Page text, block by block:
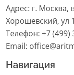
Адрес: г. Москва,
Хорошевский, ул
Телефон: +7 (499)
Email:
Навигация